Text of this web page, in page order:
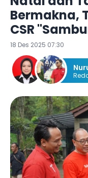
Bermakna,
CSR
18 Des 2025 07:30